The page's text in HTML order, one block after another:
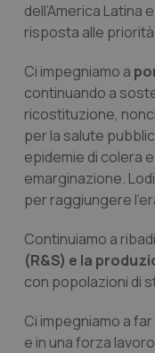
dell’America
risposta alle
Ci impegniamo a
continuando a
ricostituzione,
per la salute
epidemie di colera
emarginazione.
per raggiungere
Continuiamo a
(R&S) e la
con popolazioni di
Ci impegniamo a
e in una forza